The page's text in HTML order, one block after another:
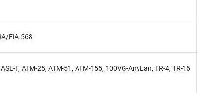
EIA-568
T, ATM-25, ATM-51, ATM-155, 100VG-AnyLan, TR-4, TR-16